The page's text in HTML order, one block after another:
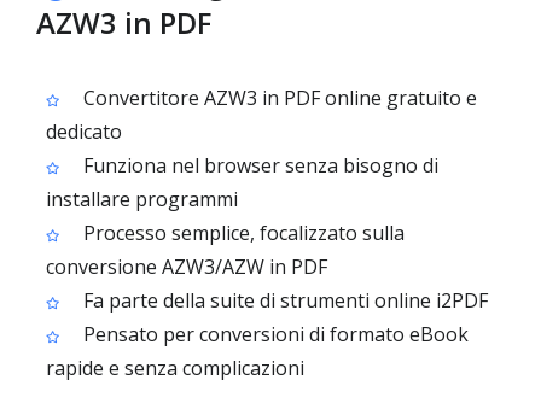
AZW3 in PDF
Convertitore AZW3 in PDF online gratuito e
dedicato
Funziona nel browser senza bisogno di
installare programmi
Processo semplice, focalizzato sulla
conversione AZW3/AZW in PDF
Fa parte della suite di strumenti online i2PDF
Pensato per conversioni di formato eBook
rapide e senza complicazioni